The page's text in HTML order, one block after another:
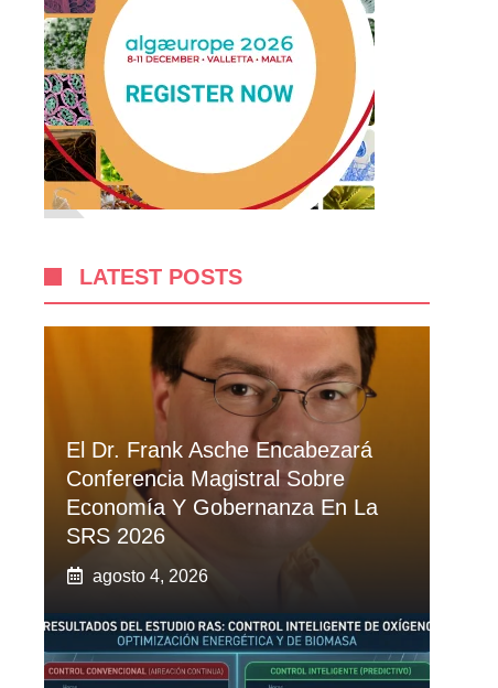
LATEST POSTS
El Dr. Frank Asche Encabezará
Conferencia Magistral Sobre
Economía Y Gobernanza En La
SRS 2026
agosto 4, 2026